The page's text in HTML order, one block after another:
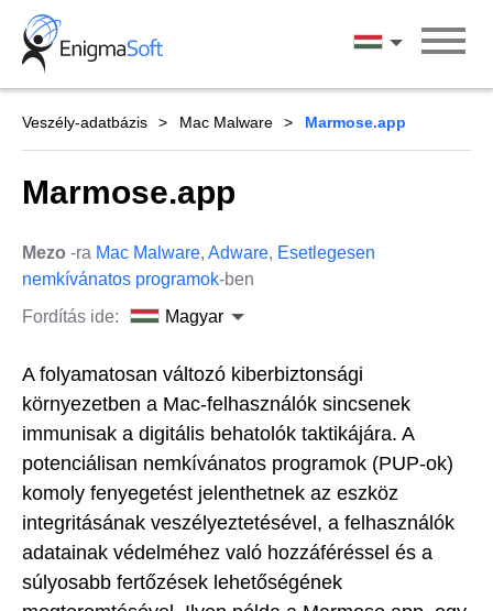
Skip
content
Magyar
Veszély-adatbázis Mac Malware Marmose.app
Marmose.app
Mezo -ra Mac Malware, Adware, Esetlegesen
nemkívánatos programok-ben
Fordítás ide:
Magyar
A folyamatosan változó kiberbiztonsági
környezetben a Mac-felhasználók sincsenek
immunisak a digitális behatolók taktikájára. A
potenciálisan nemkívánatos programok (PUP-ok)
komoly fenyegetést jelenthetnek az eszköz
integritásának veszélyeztetésével, a felhasználók
adatainak védelméhez való hozzáféréssel és a
súlyosabb fertőzések lehetőségének